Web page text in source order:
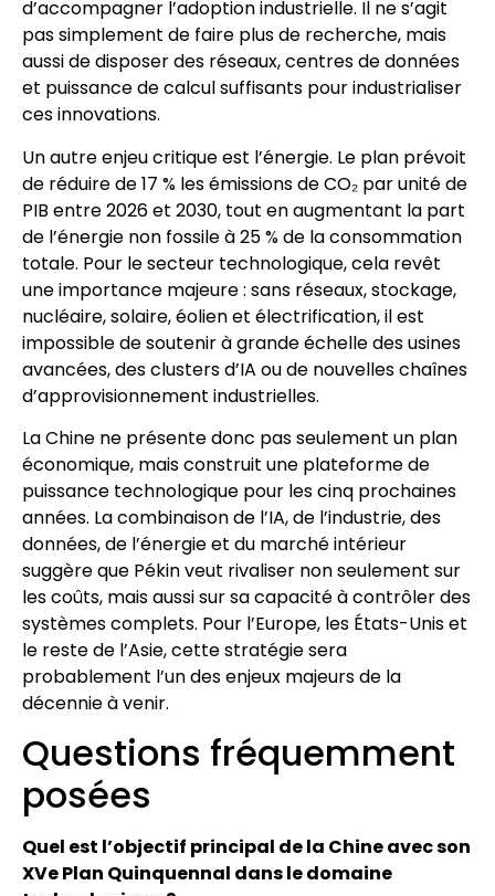
d’accompagner l’adoption industrielle. Il ne s’agit
pas simplement de faire plus de recherche, mais
aussi de disposer des réseaux, centres de données
et puissance de calcul suffisants pour industrialiser
ces innovations.
Un autre enjeu critique est l’énergie. Le plan prévoit
de réduire de 17 % les émissions de CO₂ par unité de
PIB entre 2026 et 2030, tout en augmentant la part
de l’énergie non fossile à 25 % de la consommation
totale. Pour le secteur technologique, cela revêt
une importance majeure : sans réseaux, stockage,
nucléaire, solaire, éolien et électrification, il est
impossible de soutenir à grande échelle des usines
avancées, des clusters d’IA ou de nouvelles chaînes
d’approvisionnement industrielles.
La Chine ne présente donc pas seulement un plan
économique, mais construit une plateforme de
puissance technologique pour les cinq prochaines
années. La combinaison de l’IA, de l’industrie, des
données, de l’énergie et du marché intérieur
suggère que Pékin veut rivaliser non seulement sur
les coûts, mais aussi sur sa capacité à contrôler des
systèmes complets. Pour l’Europe, les États-Unis et
le reste de l’Asie, cette stratégie sera
probablement l’un des enjeux majeurs de la
décennie à venir.
Questions fréquemment
posées
Quel est l’objectif principal de la Chine avec son
XVe Plan Quinquennal dans le domaine